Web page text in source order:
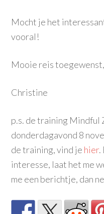
Mocht je het
vooral!
Mooie reis toegewenst,
Christine
p.s. de training Mindful
donderdagavond 8
de training, vind je hier.
interesse, laat het me
me een berichtje, dan